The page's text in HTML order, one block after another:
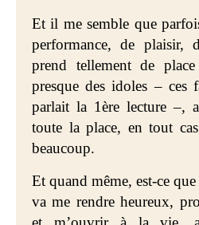
Et il me semble que
performance, de plaisir,
prend tellement de
presquedes idoles – ces
parlait la 1ère lecture –,
toute la place, en tout
beaucoup.
Et quand même, est-ce
va me rendre heureux,